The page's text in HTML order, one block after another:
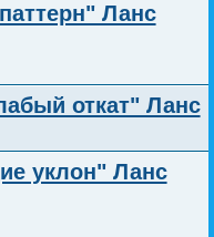
Ланс
откат" Ланс
уклон" Ланс